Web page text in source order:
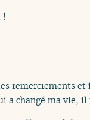
!
remerciements et
a changé ma vie,